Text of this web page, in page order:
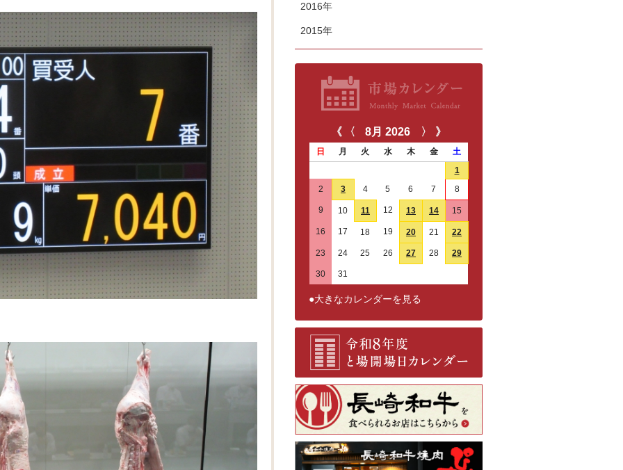
2016年
2015年
《 〈 8月 2026 〉 》
日 月 火 水 木 金
土
1
2
3 4 5 6 7 8
9 10 11 12 13 14 15
16 17 18 19 20 21 22
23 24 25 26 27 28 29
30 31
●大きなカレンダーを見る